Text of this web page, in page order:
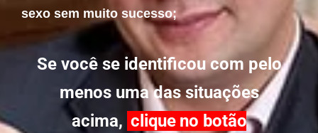
sexo sem muito sucesso;
Se você se identificou com pelo
menos uma das situações
acima, clique no botão